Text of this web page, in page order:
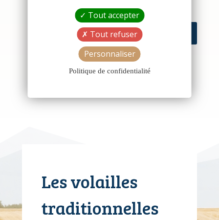
Envoyer le message
Les volailles
traditionnelles
Tout accepter
Tout refuser
Personnaliser
Politique de confidentialité